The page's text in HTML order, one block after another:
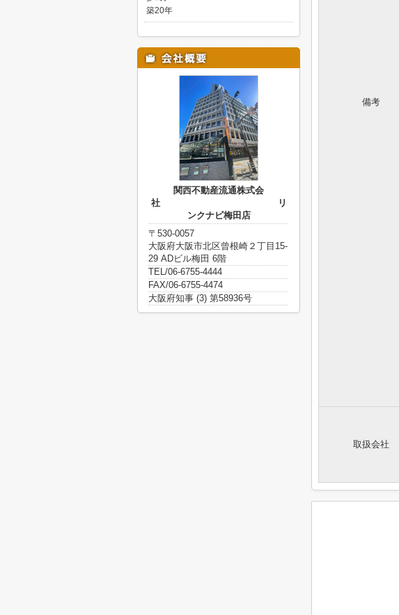
備考
取扱会社
築20年
関西不動産流通株式会
社 リ
ンクナビ梅田店
〒530-0057
大阪府大阪市北区曾根崎２丁目15-
29 ADビル梅田 6階
TEL/06-6755-4444
FAX/06-6755-4474
大阪府知事 (3) 第58936号